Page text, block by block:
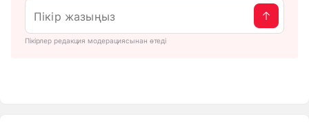
Пікірлер редакция модерациясынан өтеді